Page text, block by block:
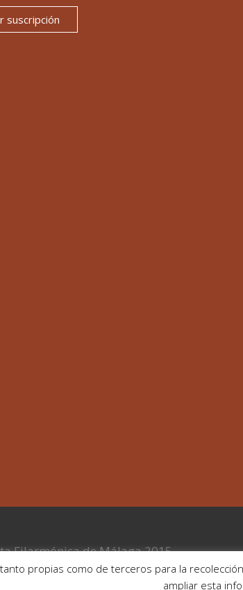
suscripción
Filarmónica de Málaga 2015
|Política de cookies
propias como de terceros para la
ampliar esta